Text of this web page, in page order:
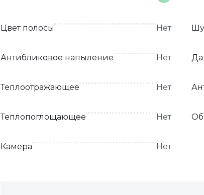
Цвет полосы Нет
Антибликовое напыление Нет
Теплоотражающее Нет
Теплопоглощающее Нет
Камера Нет